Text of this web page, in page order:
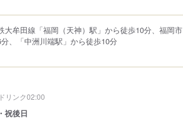
大牟田線「福岡（天神）駅」から徒歩10分、福岡市
、「中洲川端駅」から徒歩10分
リンク02:00
祝後日